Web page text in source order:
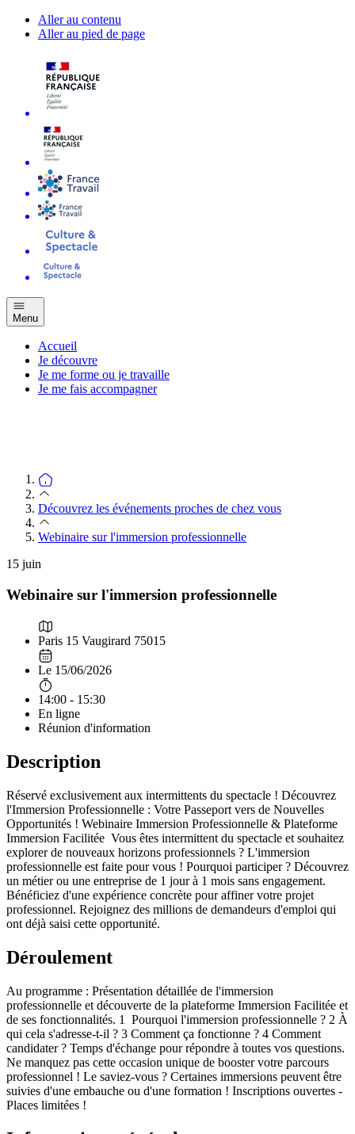
Aller au contenu
Aller au pied de page
Menu
Accueil
Je découvre
Je me forme ou je travaille
Je me fais accompagner
Découvrez les événements proches de chez vous
Webinaire sur l'immersion professionnelle
15 juin
Webinaire sur l'immersion professionnelle
Paris 15 Vaugirard 75015
Le 15/06/2026
14:00 - 15:30
En ligne
Réunion d'information
Description
Réservé exclusivement aux intermittents du spectacle ! Découvrez
l'Immersion Professionnelle : Votre Passeport vers de Nouvelles
Opportunités ! Webinaire Immersion Professionnelle & Plateforme
Immersion Facilitée Vous êtes intermittent du spectacle et souhaitez
explorer de nouveaux horizons professionnels ? L'immersion
professionnelle est faite pour vous ! Pourquoi participer ? Découvrez
un métier ou une entreprise de 1 jour à 1 mois sans engagement.
Bénéficiez d'une expérience concrète pour affiner votre projet
professionnel. Rejoignez des millions de demandeurs d'emploi qui
ont déjà saisi cette opportunité.
Déroulement
Au programme : Présentation détaillée de l'immersion
professionnelle et découverte de la plateforme Immersion Facilitée et
de ses fonctionnalités. 1 Pourquoi l'immersion professionnelle ? 2 À
qui cela s'adresse-t-il ? 3 Comment ça fonctionne ? 4 Comment
candidater ? Temps d'échange pour répondre à toutes vos questions.
Ne manquez pas cette occasion unique de booster votre parcours
professionnel ! Le saviez-vous ? Certaines immersions peuvent être
suivies d'une embauche ou d'une formation ! Inscriptions ouvertes -
Places limitées !